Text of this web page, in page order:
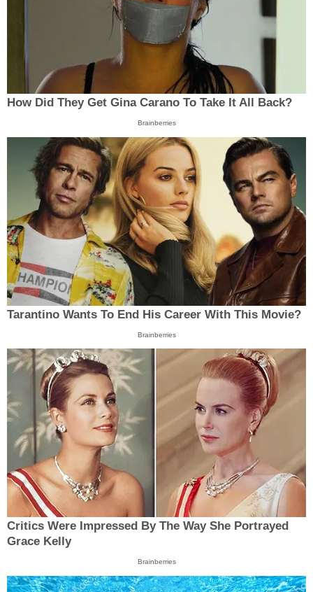
How Did They Get Gina Carano To Take It All Back?
Brainberries
Tarantino Wants To End His Career With This Movie?
Brainberries
Critics Were Impressed By The Way She Portrayed
Grace Kelly
Brainberries